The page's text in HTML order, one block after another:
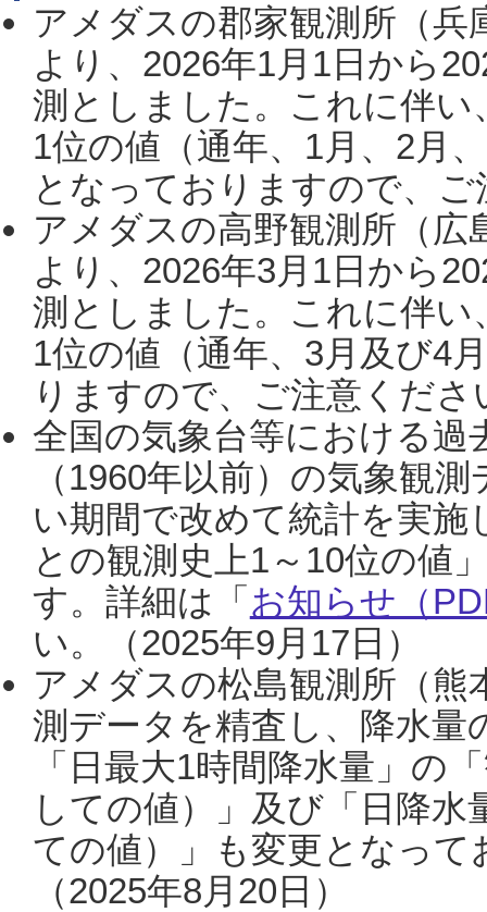
アメダスの郡家観測所（
より、2026年1月1日から
測としました。これに伴い
1位の値（通年、1月、2月
となっておりますので、
アメダスの高野観測所（
より、2026年3月1日から
測としました。これに伴い
1位の値（通年、3月及び4
りますので、ご注意くだ
全国の気象台等における過
（1960年以前）の気象観
い期間で改めて統計を実
との観測史上1～10位の値
す。詳細は「 お知らせ（
い。（2025年9月17日）
アメダスの松島観測所（熊
測データを精査し、降水
「日最大1時間降水量」の
しての値）」及び「日降
ての値）」も変更となっ
（2025年8月20日）